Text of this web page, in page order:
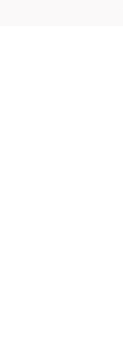
wird mit
Stoffgemisch
auf. Die